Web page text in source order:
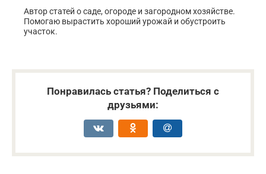
Автор статей о саде, огороде и загородном хозяйстве.
Помогаю вырастить хороший урожай и обустроить
участок.
Понравилась статья? Поделиться с
друзьями: